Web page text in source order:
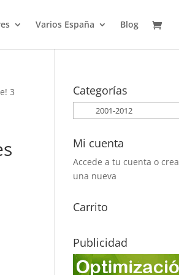
Varios España Blog
3 Categorías
Mi cuenta
Accede a tu cuenta o crea
una nueva
Carrito
Publicidad